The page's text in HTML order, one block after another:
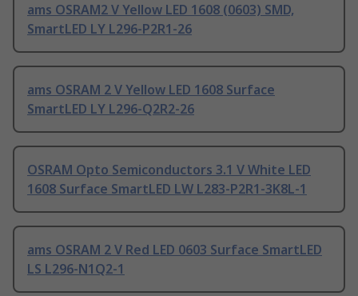
ams OSRAM2 V Yellow LED 1608 (0603) SMD,
SmartLED LY L296-P2R1-26
ams OSRAM 2 V Yellow LED 1608 Surface
SmartLED LY L296-Q2R2-26
OSRAM Opto Semiconductors 3.1 V White LED
1608 Surface SmartLED LW L283-P2R1-3K8L-1
ams OSRAM 2 V Red LED 0603 Surface SmartLED
LS L296-N1Q2-1